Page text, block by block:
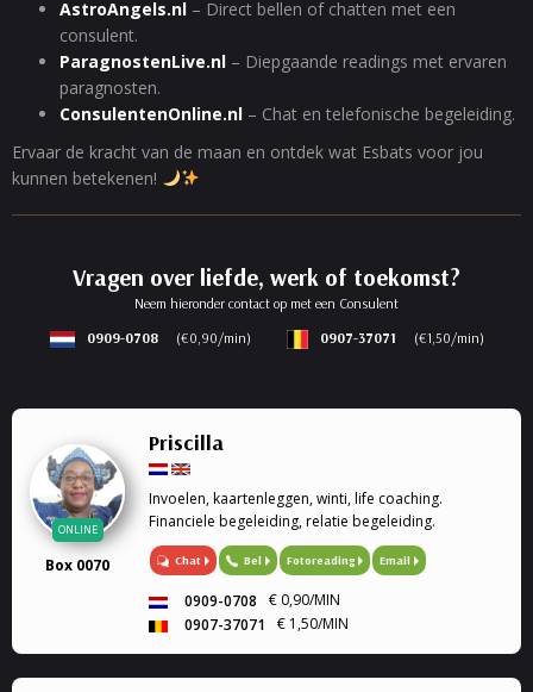
AstroAngels.nl – Direct bellen of chatten met een
consulent.
ParagnostenLive.nl – Diepgaande readings met ervaren
paragnosten.
ConsulentenOnline.nl – Chat en telefonische begeleiding.
Ervaar de kracht van de maan en ontdek wat Esbats voor jou
kunnen betekenen!
Vragen over liefde, werk of toekomst?
Neem hieronder contact op met een Consulent
0909-0708
(€0,90/min) 0907-37071 (€1,50/min)
ONLINE
Box 0070
Priscilla
Invoelen, kaartenleggen, winti, life coaching.
Financiele begeleiding, relatie begeleiding.
Chat Bel Fotoreading Email
0909-0708
€ 0,90/MIN
0907-37071
€ 1,50/MIN